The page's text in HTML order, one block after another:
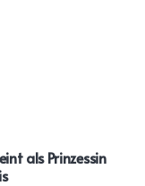
als Prinzessin